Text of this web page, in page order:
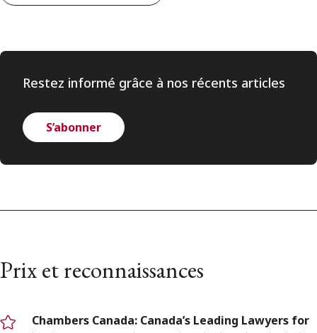
Restez informé grâce à nos récents articles
S’abonner
Prix et reconnaissances
Chambers Canada: Canada’s Leading Lawyers for